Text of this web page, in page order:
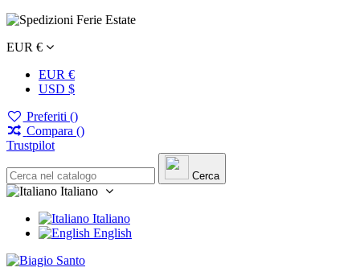
EUR €
EUR €
USD $
Preferiti ()
Compara ()
Trustpilot
Cerca
Italiano
Italiano
English